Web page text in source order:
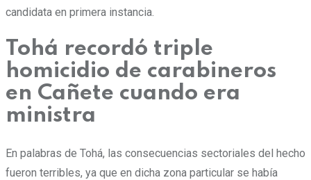
candidata en primera instancia.
Tohá recordó triple
homicidio de carabineros
en Cañete cuando era
ministra
En palabras de Tohá, las consecuencias sectoriales del hecho
fueron terribles, ya que en dicha zona particular se había